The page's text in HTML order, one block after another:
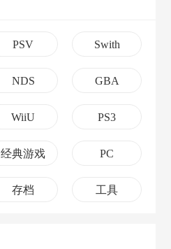
PSV Swith
NDS GBA
WiiU PS3
经典游戏 PC
存档 工具